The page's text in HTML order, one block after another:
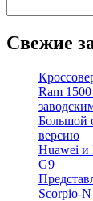
Свежие
Ram
Большой
версию
Huawei и
G9
Scorpio-N